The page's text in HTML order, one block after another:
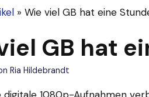
» Wie viel GB hat eine
GB hat
Ria Hildebrandt
digitale 1080p-Aufnahmen